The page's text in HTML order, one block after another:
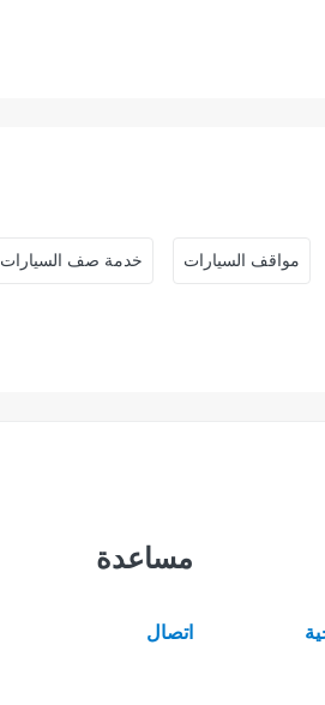
مواقف السيارات خدمة صف السيارات
مساعدة
اتصال